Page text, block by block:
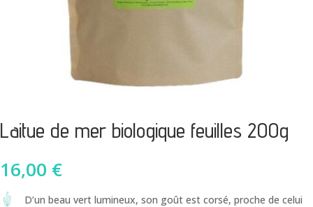
Laitue de mer biologique feuilles 200g
16,00 €
D’un beau vert lumineux, son goût est corsé, proche de celui